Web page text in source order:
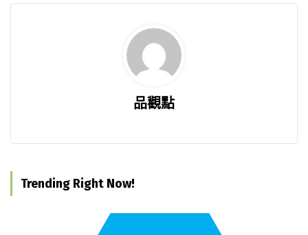
品觀點
Trending Right Now!